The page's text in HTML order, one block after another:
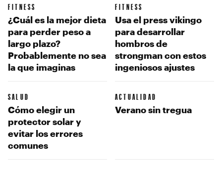
FITNESS
¿Cuál es la mejor dieta
para perder peso a
largo plazo?
Probablemente no sea
la que imaginas
FITNESS
Usa el press vikingo
para desarrollar
hombros de
strongman con estos
ingeniosos ajustes
SALUD
Cómo elegir un
protector solar y
evitar los errores
comunes
ACTUALIDAD
Verano sin tregua